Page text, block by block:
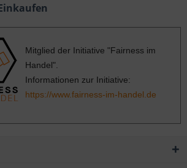
Mitglied der Initiative "Fairness im
Handel".
Informationen zur Initiative:
https://www.fairness-im-handel.de